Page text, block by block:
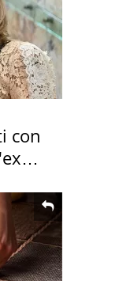
con